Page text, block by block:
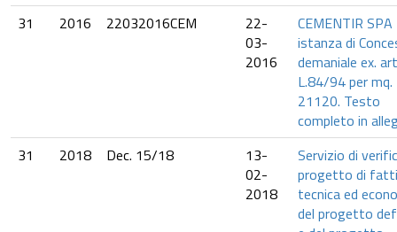
31
2016 22032016CEM
22-
03-
2016
CEMENTIR
istanza di
demaniale ex.
L.84/94 per mq.
21120. Testo
completo in
31
2018 Dec. 15/18
13-
02-
2018
Servizio di
progetto di
tecnica ed
del progetto